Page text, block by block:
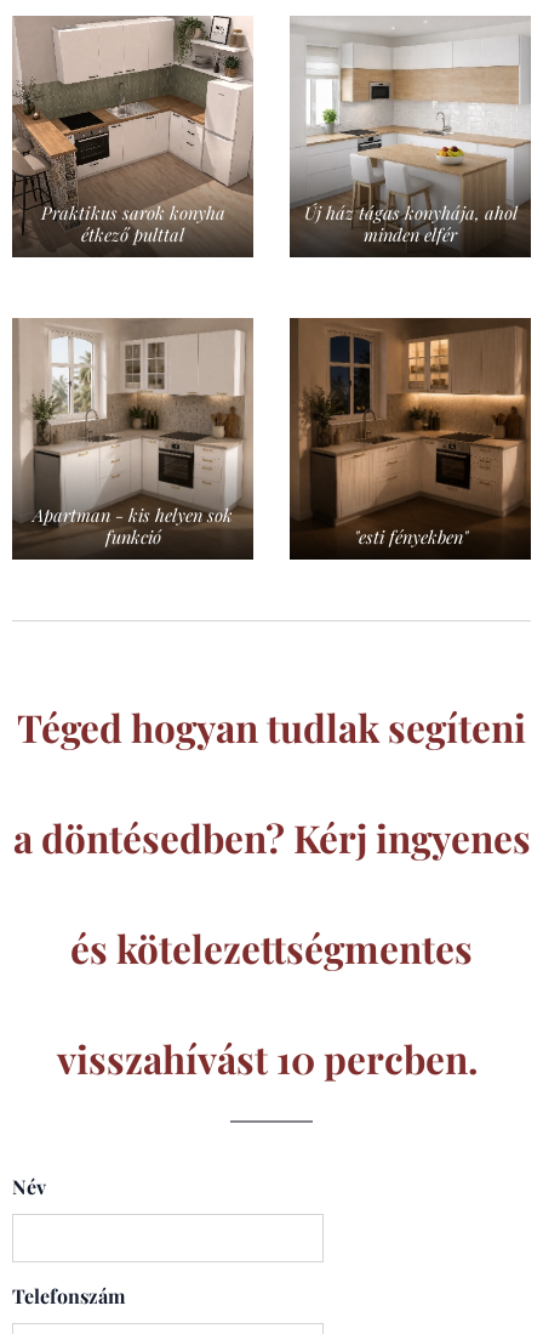
Praktikus sarok konyha
étkező pulttal
Új ház tágas konyhája, ahol
minden elfér
Apartman - kis helyen sok
funkció
"esti fényekben"
Téged hogyan tudlak segíteni
a döntésedben? Kérj ingyenes
és kötelezettségmentes
visszahívást 10 percben.
Név
Telefonszám